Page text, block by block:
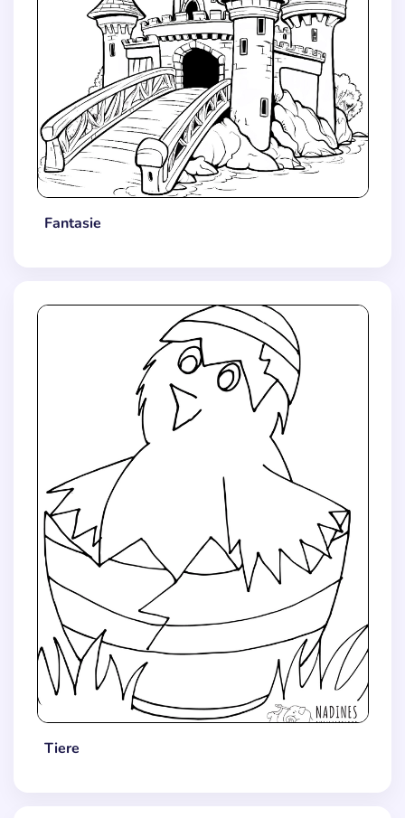
Fantasie
Tiere